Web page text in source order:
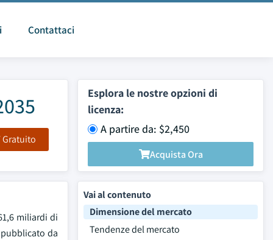
Contattaci
Gratuito
Esplora le nostre opzioni di
licenza:
A partire da: $2,450
Acquista Ora
miliardi di
da
Vai al contenuto
Dimensione del mercato
Tendenze del mercato